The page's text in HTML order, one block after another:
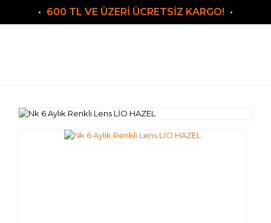
600 TL VE ÜZERİ ÜCRETSİZ KARGO!